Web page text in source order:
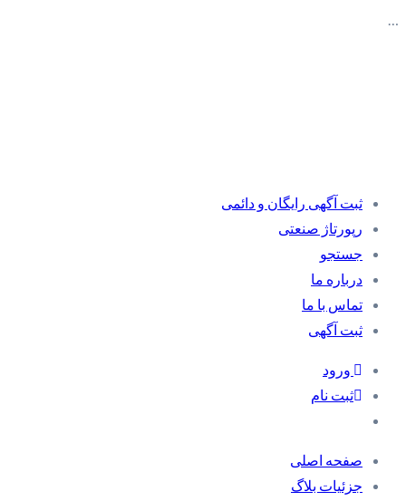
…
ثبت آگهی رایگان و دائمی
رپورتاژ صنعتی
جستجو
درباره ما
تماس با ما
ثبت آگهی
ورود
ثبت نام
صفحه اصلی
جزئیات بلاگ